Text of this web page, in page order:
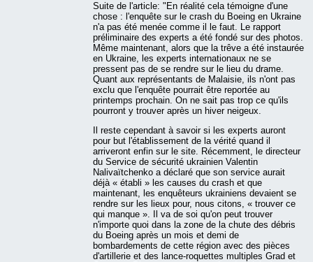
Suite de l'article: "En réalité cela témoigne d'une
chose : l'enquête sur le crash du Boeing en Ukraine
n'a pas été menée comme il le faut. Le rapport
préliminaire des experts a été fondé sur des photos.
Même maintenant, alors que la trêve a été instaurée
en Ukraine, les experts internationaux ne se
pressent pas de se rendre sur le lieu du drame.
Quant aux représentants de Malaisie, ils n'ont pas
exclu que l'enquête pourrait être reportée au
printemps prochain. On ne sait pas trop ce qu'ils
pourront y trouver après un hiver neigeux.
Il reste cependant à savoir si les experts auront
pour but l'établissement de la vérité quand il
arriveront enfin sur le site. Récemment, le directeur
du Service de sécurité ukrainien Valentin
Nalivaïtchenko a déclaré que son service aurait
déjà « établi » les causes du crash et que
maintenant, les enquêteurs ukrainiens devaient se
rendre sur les lieux pour, nous citons, « trouver ce
qui manque ». Il va de soi qu'on peut trouver
n'importe quoi dans la zone de la chute des débris
du Boeing après un mois et demi de
bombardements de cette région avec des pièces
d'artillerie et des lance-roquettes multiples Grad et